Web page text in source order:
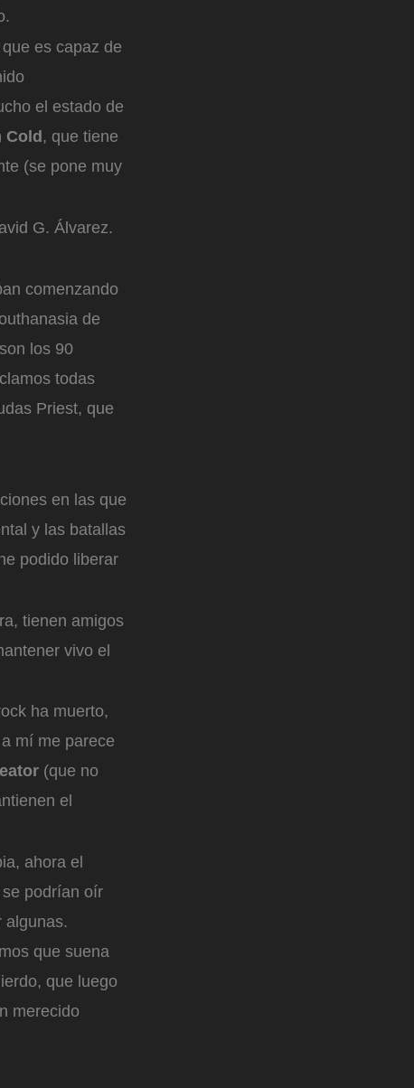
es capaz de
el estado de
Cold , que tiene
(se pone muy
G. Álvarez.
comenzando
de
los 90
todas
Priest, que
en las que
y las batallas
podido liberar
tienen amigos
vivo el
ha muerto,
mí me parece
(que no
el
ahora el
podrían oír
algunas.
que suena
que luego
merecido